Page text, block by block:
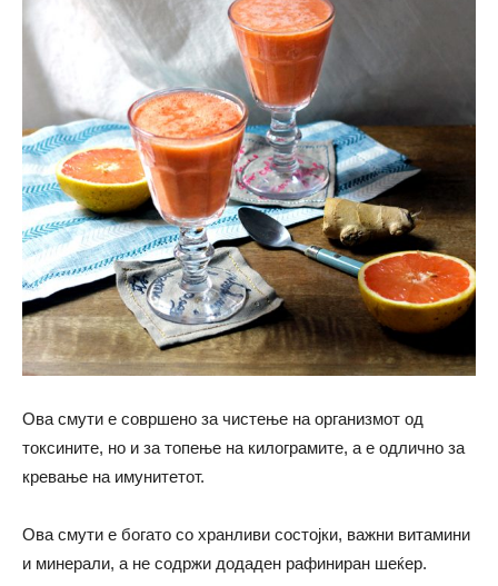
Ова смути е совршено за чистење на организмот од
токсините, но и за топење на килограмите, а е одлично за
кревање на имунитетот.
Ова смути е богато со хранливи состојки, важни витамини
и минерали, а не содржи додаден рафиниран шеќер.